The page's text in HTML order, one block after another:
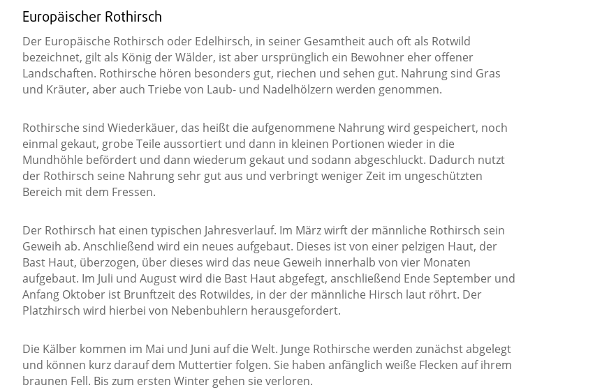
Europäischer Rothirsch
Der Europäische Rothirsch oder Edelhirsch, in seiner Gesamtheit auch oft als Rotwild
bezeichnet, gilt als König der Wälder, ist aber ursprünglich ein Bewohner eher offener
Landschaften. Rothirsche hören besonders gut, riechen und sehen gut. Nahrung sind Gras
und Kräuter, aber auch Triebe von Laub- und Nadelhölzern werden genommen.
Rothirsche sind Wiederkäuer, das heißt die aufgenommene Nahrung wird gespeichert, noch
einmal gekaut, grobe Teile aussortiert und dann in kleinen Portionen wieder in die
Mundhöhle befördert und dann wiederum gekaut und sodann abgeschluckt. Dadurch nutzt
der Rothirsch seine Nahrung sehr gut aus und verbringt weniger Zeit im ungeschützten
Bereich mit dem Fressen.
Der Rothirsch hat einen typischen Jahresverlauf. Im März wirft der männliche Rothirsch sein
Geweih ab. Anschließend wird ein neues aufgebaut. Dieses ist von einer pelzigen Haut, der
Bast Haut, überzogen, über dieses wird das neue Geweih innerhalb von vier Monaten
aufgebaut. Im Juli und August wird die Bast Haut abgefegt, anschließend Ende September und
Anfang Oktober ist Brunftzeit des Rotwildes, in der der männliche Hirsch laut röhrt. Der
Platzhirsch wird hierbei von Nebenbuhlern herausgefordert.
Die Kälber kommen im Mai und Juni auf die Welt. Junge Rothirsche werden zunächst abgelegt
und können kurz darauf dem Muttertier folgen. Sie haben anfänglich weiße Flecken auf ihrem
braunen Fell. Bis zum ersten Winter gehen sie verloren.